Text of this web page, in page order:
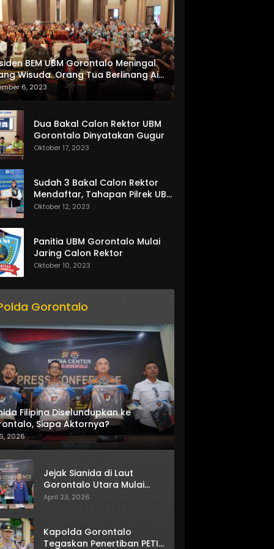
BEM UBM Gorontalo Meningal
Wisuda. Orang Tua Berlinang Air
Menerima SKL dan Pemasangan
6, 2023
Dua Bakal Calon Rektor UBM
Gorontalo Dinyatakan Gugur
Oktober 17, 2023
Sudah 3 Bakal Calon Rektor
Mendaftar, Tahapan Pilrek UBM
Gorontalo Makin Seru
Oktober 12, 2023
Panitia UBM Gorontalo Mulai
Jaring Calon Rektor
Oktober 10, 2023
Gorontalo
Filipina Diselundupkan ke
Siapa Aktornya?
2026
Jejak Sianida di Laut
Gorontalo Utara Mulai
Terkuak
April 23, 2026
Kapolda Gorontalo
Tegaskan Penertiban PETI